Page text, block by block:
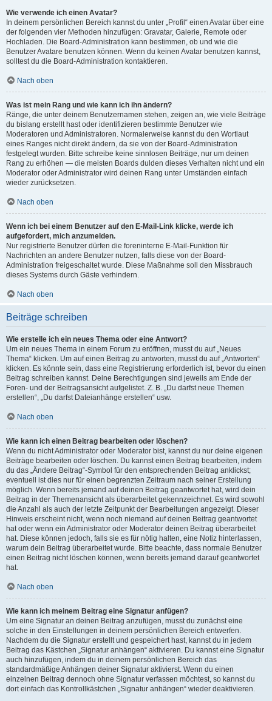
Wie verwende ich einen Avatar?
In deinem persönlichen Bereich kannst du unter „Profil“ einen Avatar über eine
der folgenden vier Methoden hinzufügen: Gravatar, Galerie, Remote oder
Hochladen. Die Board-Administration kann bestimmen, ob und wie die
Benutzer Avatare benutzen können. Wenn du keinen Avatar benutzen kannst,
solltest du die Board-Administration kontaktieren.
Nach oben
Was ist mein Rang und wie kann ich ihn ändern?
Ränge, die unter deinem Benutzernamen stehen, zeigen an, wie viele Beiträge
du bislang erstellt hast oder identifizieren bestimmte Benutzer wie
Moderatoren und Administratoren. Normalerweise kannst du den Wortlaut
eines Ranges nicht direkt ändern, da sie von der Board-Administration
festgelegt wurden. Bitte schreibe keine sinnlosen Beiträge, nur um deinen
Rang zu erhöhen — die meisten Boards dulden dieses Verhalten nicht und ein
Moderator oder Administrator wird deinen Rang unter Umständen einfach
wieder zurücksetzen.
Nach oben
Wenn ich bei einem Benutzer auf den E-Mail-Link klicke, werde ich
aufgefordert, mich anzumelden.
Nur registrierte Benutzer dürfen die foreninterne E-Mail-Funktion für
Nachrichten an andere Benutzer nutzen, falls diese von der Board-
Administration freigeschaltet wurde. Diese Maßnahme soll den Missbrauch
dieses Systems durch Gäste verhindern.
Nach oben
Beiträge schreiben
Wie erstelle ich ein neues Thema oder eine Antwort?
Um ein neues Thema in einem Forum zu eröffnen, musst du auf „Neues
Thema“ klicken. Um auf einen Beitrag zu antworten, musst du auf „Antworten“
klicken. Es könnte sein, dass eine Registrierung erforderlich ist, bevor du einen
Beitrag schreiben kannst. Deine Berechtigungen sind jeweils am Ende der
Foren- und der Beitragsansicht aufgelistet. Z. B. „Du darfst neue Themen
erstellen“, „Du darfst Dateianhänge erstellen“ usw.
Nach oben
Wie kann ich einen Beitrag bearbeiten oder löschen?
Wenn du nicht Administrator oder Moderator bist, kannst du nur deine eigenen
Beiträge bearbeiten oder löschen. Du kannst einen Beitrag bearbeiten, indem
du das „Ändere Beitrag“-Symbol für den entsprechenden Beitrag anklickst;
eventuell ist dies nur für einen begrenzten Zeitraum nach seiner Erstellung
möglich. Wenn bereits jemand auf deinen Beitrag geantwortet hat, wird dein
Beitrag in der Themenansicht als überarbeitet gekennzeichnet. Es wird sowohl
die Anzahl als auch der letzte Zeitpunkt der Bearbeitungen angezeigt. Dieser
Hinweis erscheint nicht, wenn noch niemand auf deinen Beitrag geantwortet
hat oder wenn ein Administrator oder Moderator deinen Beitrag überarbeitet
hat. Diese können jedoch, falls sie es für nötig halten, eine Notiz hinterlassen,
warum dein Beitrag überarbeitet wurde. Bitte beachte, dass normale Benutzer
einen Beitrag nicht löschen können, wenn bereits jemand darauf geantwortet
hat.
Nach oben
Wie kann ich meinem Beitrag eine Signatur anfügen?
Um eine Signatur an deinen Beitrag anzufügen, musst du zunächst eine
solche in den Einstellungen in deinem persönlichen Bereich entwerfen.
Nachdem du die Signatur erstellt und gespeichert hast, kannst du in jedem
Beitrag das Kästchen „Signatur anhängen“ aktivieren. Du kannst eine Signatur
auch hinzufügen, indem du in deinem persönlichen Bereich das
standardmäßige Anhängen deiner Signatur aktivierst. Wenn du einen
einzelnen Beitrag dennoch ohne Signatur verfassen möchtest, so kannst du
dort einfach das Kontrollkästchen „Signatur anhängen“ wieder deaktivieren.